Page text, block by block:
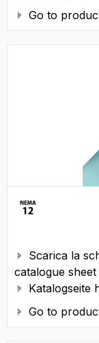
 Go to
 Scarica la
catalogue sheet
 Katalogseite
 Go to